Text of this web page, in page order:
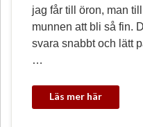
jag får till öron, man
munnen att bli så fin.
svara snabbt och lätt
…